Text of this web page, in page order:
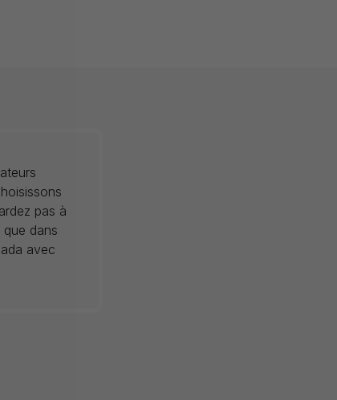
pas à
dans
avec